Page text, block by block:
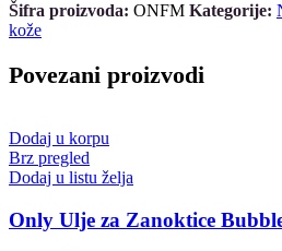
Šifra proizvoda: ONFM Kategorije:
kože
Povezani proizvodi
Dodaj u korpu
Brz pregled
Dodaj u listu želja
Only Ulje za Zanoktice